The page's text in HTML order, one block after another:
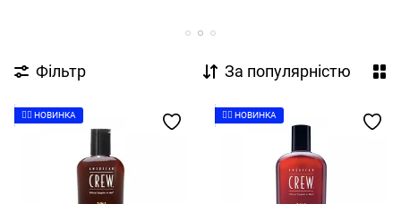
Фільтр За популярністю
👉🏻 НОВИНКА 👉🏻 НОВИНКА